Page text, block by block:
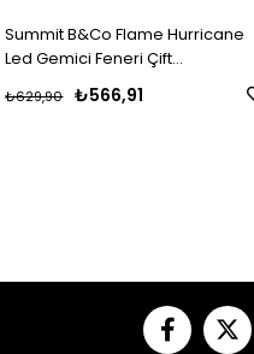
Summit B&Co Flame Hurricane
Led Gemici Feneri Çift
Fonksiyonlu Iron Metal
₺566,91
₺629,90